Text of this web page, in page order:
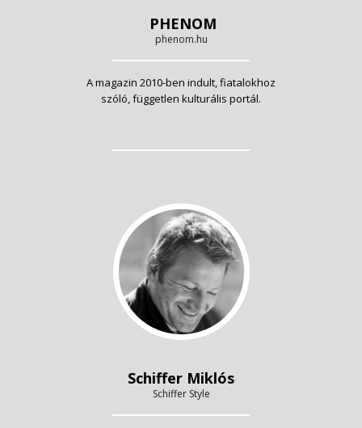
PHENOM
phenom.hu
A magazin 2010-ben indult, fiatalokhoz
szóló, független kulturális portál.
Schiffer Miklós
Schiffer Style